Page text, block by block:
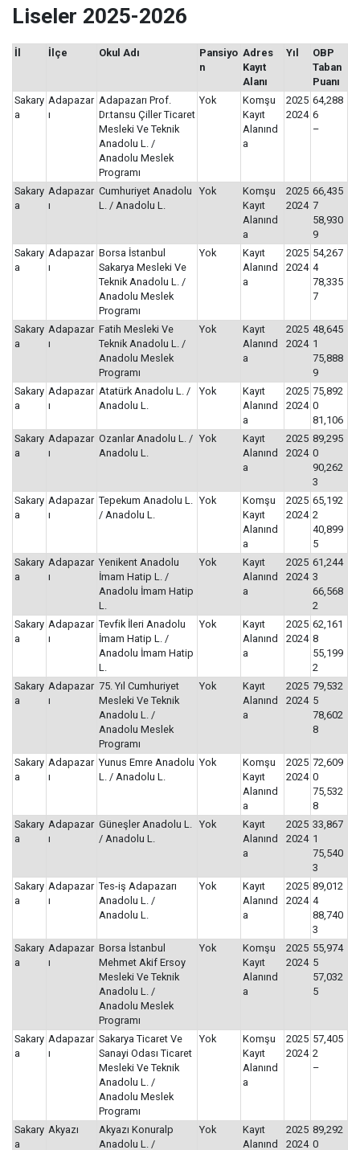
Liseler 2025-2026
İl İlçe Okul Adı
Pansiyo
n
Adres
Kayıt
Alanı
Yıl
OBP
Taban
Puanı
Sakary
a
Adapazar
ı
Adapazarı Prof.
Dr.tansu Çiller Ticaret
Mesleki Ve Teknik
Anadolu L. /
Anadolu Meslek
Programı
Yok
Komşu
Kayıt
Alanınd
a
2025
2024
64,288
6
–
Sakary
a
Adapazar
ı
Cumhuriyet Anadolu
L. / Anadolu L.
Yok
Komşu
Kayıt
Alanınd
a
2025
2024
66,435
7
58,930
9
Sakary
a
Adapazar
ı
Borsa İstanbul
Sakarya Mesleki Ve
Teknik Anadolu L. /
Anadolu Meslek
Programı
Yok
Kayıt
Alanınd
a
2025
2024
54,267
4
78,335
7
Sakary
a
Adapazar
ı
Fatih Mesleki Ve
Teknik Anadolu L. /
Anadolu Meslek
Programı
Yok
Kayıt
Alanınd
a
2025
2024
48,645
1
75,888
9
Sakary
a
Adapazar
ı
Atatürk Anadolu L. /
Anadolu L.
Yok
Kayıt
Alanınd
a
2025
2024
75,892
0
81,106
Sakary
a
Adapazar
ı
Ozanlar Anadolu L. /
Anadolu L.
Yok
Kayıt
Alanınd
a
2025
2024
89,295
0
90,262
3
Sakary
a
Adapazar
ı
Tepekum Anadolu L.
/ Anadolu L.
Yok
Komşu
Kayıt
Alanınd
a
2025
2024
65,192
2
40,899
5
Sakary
a
Adapazar
ı
Yenikent Anadolu
İmam Hatip L. /
Anadolu İmam Hatip
L.
Yok
Kayıt
Alanınd
a
2025
2024
61,244
3
66,568
2
Sakary
a
Adapazar
ı
Tevfik İleri Anadolu
İmam Hatip L. /
Anadolu İmam Hatip
L.
Yok
Kayıt
Alanınd
a
2025
2024
62,161
8
55,199
2
Sakary
a
Adapazar
ı
75. Yıl Cumhuriyet
Mesleki Ve Teknik
Anadolu L. /
Anadolu Meslek
Programı
Yok
Kayıt
Alanınd
a
2025
2024
79,532
5
78,602
8
Sakary
a
Adapazar
ı
Yunus Emre Anadolu
L. / Anadolu L.
Yok
Komşu
Kayıt
Alanınd
a
2025
2024
72,609
0
75,532
8
Sakary
a
Adapazar
ı
Güneşler Anadolu L.
/ Anadolu L.
Yok
Kayıt
Alanınd
a
2025
2024
33,867
1
75,540
3
Sakary
a
Adapazar
ı
Tes-iş Adapazarı
Anadolu L. /
Anadolu L.
Yok
Kayıt
Alanınd
a
2025
2024
89,012
4
88,740
3
Sakary
a
Adapazar
ı
Borsa İstanbul
Mehmet Akif Ersoy
Mesleki Ve Teknik
Anadolu L. /
Anadolu Meslek
Programı
Yok
Komşu
Kayıt
Alanınd
a
2025
2024
55,974
5
57,032
5
Sakary
a
Adapazar
ı
Sakarya Ticaret Ve
Sanayi Odası Ticaret
Mesleki Ve Teknik
Anadolu L. /
Anadolu Meslek
Programı
Yok
Komşu
Kayıt
Alanınd
a
2025
2024
57,405
2
–
Sakary
a
Akyazı
Akyazı Konuralp
Anadolu L. /
Yok
Kayıt
Alanınd
2025
2024
89,292
0